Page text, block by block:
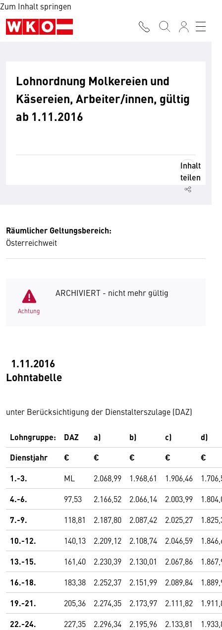
Zum Inhalt springen
Lohnordnung Molkereien und
Käsereien, Arbeiter/innen, gültig
ab 1.11.2016
Inhalt
teilen
Räumlicher Geltungsbereich:
Österreichweit
Achtung
ARCHIVIERT - nicht mehr gültig
1.11.2016
Lohntabelle
unter Berücksichtigung der Dienstalterszulage (DAZ)
Lohngruppe: DAZ a) b) c)
d)
Dienstjahr
€ € € €
€
1.-3.
ML 2.068,99 1.968,61 1.906,46
4.-6. 97,53 2.166,52 2.066,14 2.003,99
7.-9. 118,81 2.187,80 2.087,42 2.025,27
10.-12. 140,13 2.209,12 2.108,74 2.046,59
13.-15. 161,40 2.230,39 2.130,01 2.067,86
16.-18. 183,38 2.252,37 2.151,99 2.089,84
19.-21. 205,36 2.274,35 2.173,97 2.111,82
22.-24. 227,35 2.296,34 2.195,96 2.133,81